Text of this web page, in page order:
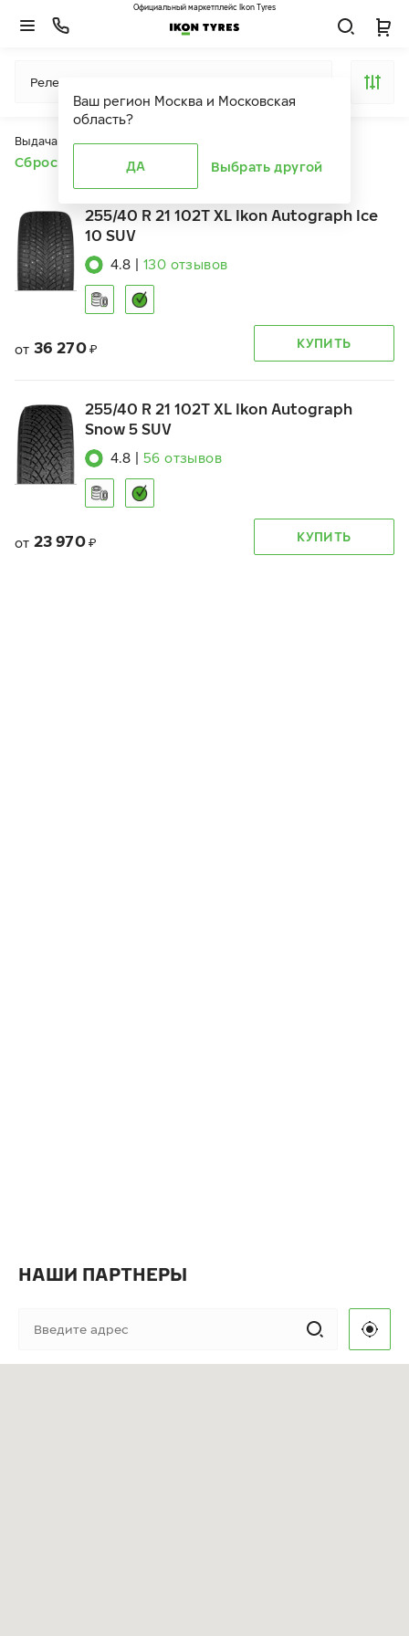
Ваш регион Москва и Московская
область?
ДА Выбрать другой
Официальный маркетплейс Ikon Tyres
Релевантность
Выдача продуктов ограничена действием фильтров
Сбросить все фильтры
255/40 R 21 102T XL Ikon Autograph Ice
10 SUV
4.8 130 отзывов
от 36 270 ₽ КУПИТЬ
255/40 R 21 102T XL Ikon Autograph
Snow 5 SUV
4.8 56 отзывов
от 23 970 ₽ КУПИТЬ
НАШИ ПАРТНЕРЫ